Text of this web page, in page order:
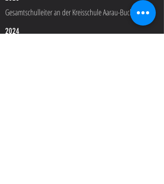
Gesamtschulleiter an der Kreisschule Aarau-Buchs
2024